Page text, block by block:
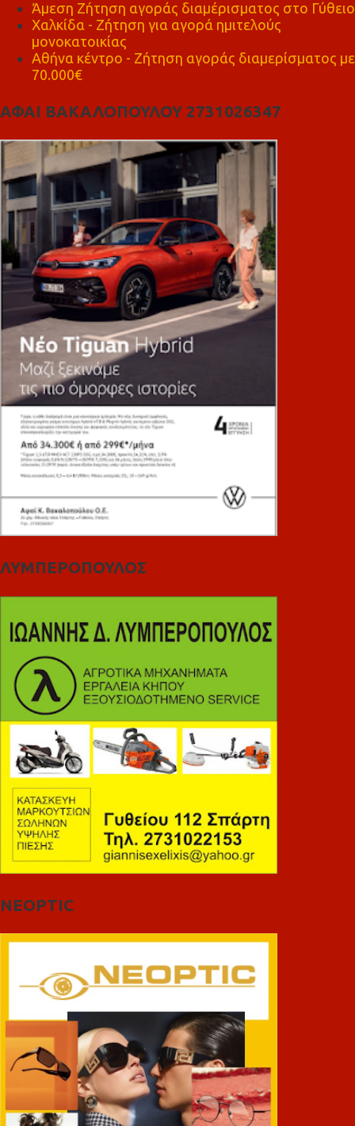
Άμεση Ζήτηση αγοράς διαμέρισματος στο Γύθειο
Χαλκίδα - Ζήτηση για αγορά ημιτελούς
μονοκατοικίας
Αθήνα κέντρο - Ζήτηση αγοράς διαμερίσματος με
70.000€
ΑΦΑΙ ΒΑΚΑΛΟΠΟΥΛΟΥ 2731026347
ΛΥΜΠΕΡΟΠΟΥΛΟΣ
NEOPTIC